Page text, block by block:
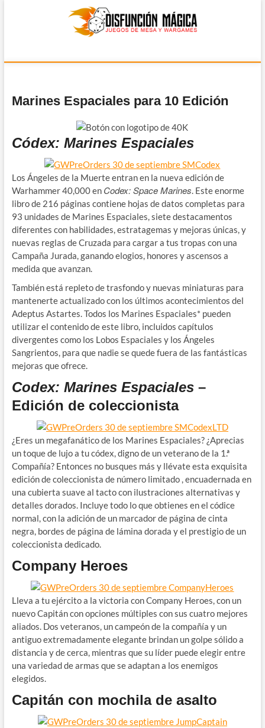
Disfunción Mágica
Marines Espaciales para 10 Edición
Códex: Marines Espaciales
Los Ángeles de la Muerte entran en la nueva edición de
Warhammer 40,000 en Codex: Space Marines. Este enorme
libro de 216 páginas contiene hojas de datos completas para
93 unidades de Marines Espaciales, siete destacamentos
diferentes con habilidades, estratagemas y mejoras únicas, y
nuevas reglas de Cruzada para cargar a tus tropas con una
Campaña Jurada, ganando elogios, honores y ascensos a
medida que avanzan.
También está repleto de trasfondo y nuevas miniaturas para
mantenerte actualizado con los últimos acontecimientos del
Adeptus Astartes. Todos los Marines Espaciales* pueden
utilizar el contenido de este libro, incluidos capítulos
divergentes como los Lobos Espaciales y los Ángeles
Sangrientos, para que nadie se quede fuera de las fantásticas
mejoras que ofrece.
Codex: Marines Espaciales–
Edición de coleccionista
¿Eres un megafanático de los Marines Espaciales? ¿Aprecias
un toque de lujo a tu códex, digno de un veterano de la 1.ª
Compañía? Entonces no busques más y llévate esta exquisita
edición de coleccionista de número limitado , encuadernada en
una cubierta suave al tacto con ilustraciones alternativas y
detalles dorados. Incluye todo lo que obtienes en el códice
normal, con la adición de un marcador de página de cinta
negra, bordes de página de lámina dorada y el prestigio de un
coleccionista dedicado.
Company Heroes
Lleva a tu ejército a la victoria con Company Heroes, con un
nuevo Capitán con opciones múltiples con sus cuatro mejores
aliados. Dos veteranos, un campeón de la compañía y un
antiguo extremadamente elegante brindan un golpe sólido a
distancia y de cerca, mientras que su líder puede elegir entre
una variedad de armas que se adaptan a los enemigos
elegidos.
Capitán con mochila de asalto